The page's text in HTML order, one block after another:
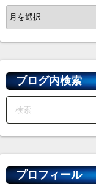
ア
ー
カ
イ
ブブログ内検索
プロフィール